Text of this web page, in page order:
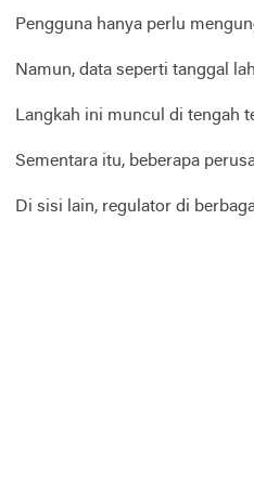
Pengguna hanya perlu
Namun, data seperti tanggal
Langkah ini muncul di tengah
Sementara itu, beberapa
Di sisi lain, regulator di